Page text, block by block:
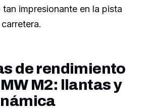
impresionante en la pista
de rendimiento
M2: llantas y